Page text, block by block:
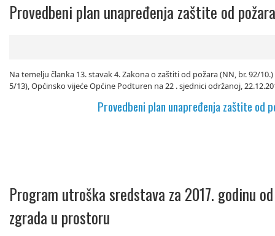
Provedbeni plan unapređenja zaštite od
Na temelju članka 13. stavak 4. Zakona o zaštiti od požara (NN, br. 92/
5/13), Općinsko vijeće Općine Podturen na 22 . sjednici održanoj,
Provedbeni plan unapređenja zaštite od
Program utroška sredstava za 2017. godinu
zgrada u prostoru